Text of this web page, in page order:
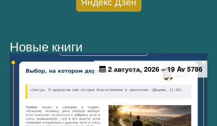
Яндекс Дзен
Новые книги